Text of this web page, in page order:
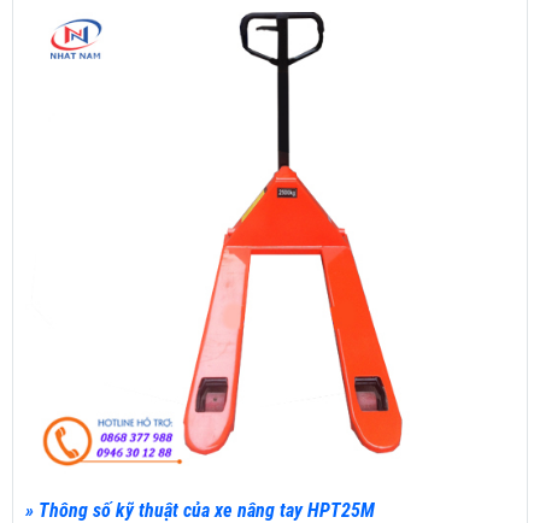
» Thông số kỹ thuật của xe nâng tay HPT25M